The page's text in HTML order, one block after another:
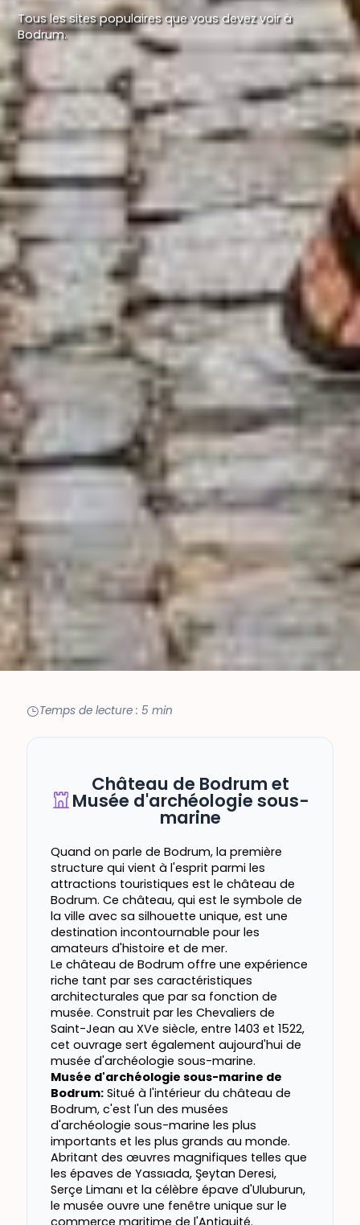
Tous les sites populaires que vous devez voir à
Bodrum.
Temps de lecture : 5 min
Château de Bodrum et
Musée d'archéologie sous-
marine
Quand on parle de Bodrum, la première
structure qui vient à l'esprit parmi les
attractions touristiques est le château de
Bodrum. Ce château, qui est le symbole de
la ville avec sa silhouette unique, est une
destination incontournable pour les
amateurs d'histoire et de mer.
Le château de Bodrum offre une expérience
riche tant par ses caractéristiques
architecturales que par sa fonction de
musée. Construit par les Chevaliers de
Saint-Jean au XVe siècle, entre 1403 et 1522,
cet ouvrage sert également aujourd'hui de
musée d'archéologie sous-marine.
Musée d'archéologie sous-marine de
Bodrum:Situé à l'intérieur du château de
Bodrum, c'est l'un des musées
d'archéologie sous-marine les plus
importants et les plus grands au monde.
Abritant des œuvres magnifiques telles que
les épaves de Yassıada, Şeytan Deresi,
Serçe Limanı et la célèbre épave d'Uluburun,
le musée ouvre une fenêtre unique sur le
commerce maritime de l'Antiquité.